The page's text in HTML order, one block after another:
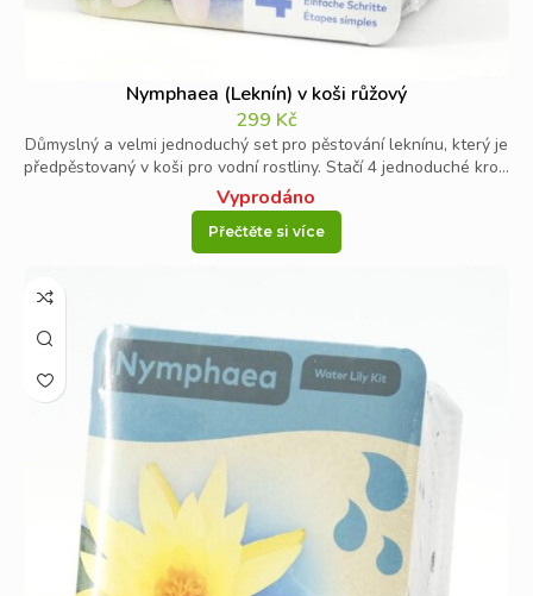
Nymphaea (Leknín) v koši růžový
299 Kč
Důmyslný a velmi jednoduchý set pro pěstování leknínu, který je
předpěstovaný v koši pro vodní rostliny. Stačí 4 jednoduché kro...
Vyprodáno
Přečtěte si více